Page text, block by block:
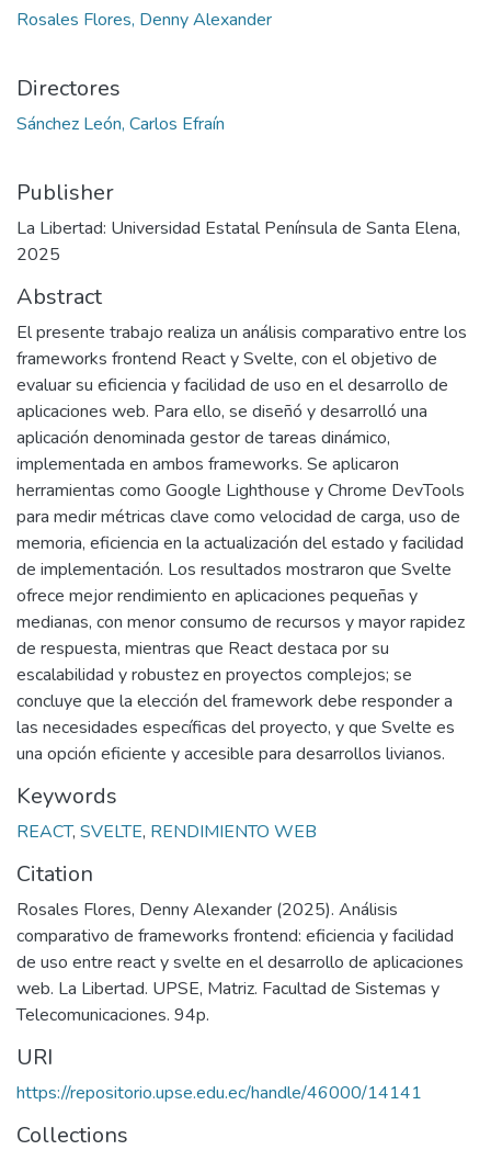
Rosales Flores, Denny Alexander
Directores
Sánchez León, Carlos Efraín
Publisher
La Libertad: Universidad Estatal Península de Santa Elena,
2025
Abstract
El presente trabajo realiza un análisis comparativo entre los
frameworks frontend React y Svelte, con el objetivo de
evaluar su eficiencia y facilidad de uso en el desarrollo de
aplicaciones web. Para ello, se diseñó y desarrolló una
aplicación denominada gestor de tareas dinámico,
implementada en ambos frameworks. Se aplicaron
herramientas como Google Lighthouse y Chrome DevTools
para medir métricas clave como velocidad de carga, uso de
memoria, eficiencia en la actualización del estado y facilidad
de implementación. Los resultados mostraron que Svelte
ofrece mejor rendimiento en aplicaciones pequeñas y
medianas, con menor consumo de recursos y mayor rapidez
de respuesta, mientras que React destaca por su
escalabilidad y robustez en proyectos complejos; se
concluye que la elección del framework debe responder a
las necesidades específicas del proyecto, y que Svelte es
una opción eficiente y accesible para desarrollos livianos.
Keywords
REACT, SVELTE, RENDIMIENTO WEB
Citation
Rosales Flores, Denny Alexander (2025). Análisis
comparativo de frameworks frontend: eficiencia y facilidad
de uso entre react y svelte en el desarrollo de aplicaciones
web. La Libertad. UPSE, Matriz. Facultad de Sistemas y
Telecomunicaciones. 94p.
URI
https://repositorio.upse.edu.ec/handle/46000/14141
Collections